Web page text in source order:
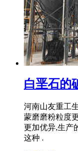
白垩石的
河南山友重工
蒙磨磨粉粒度
更加优异,生产
这种 .